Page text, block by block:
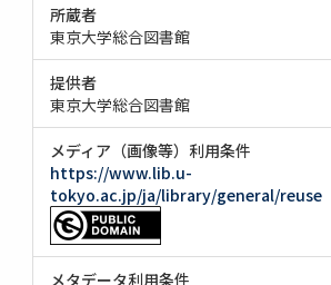
所蔵者
東京大学総合図書館
提供者
東京大学総合図書館
メディア（画像等）利用条件
https://www.lib.u-
tokyo.ac.jp/ja/library/general/reuse
メタデータ利用条件